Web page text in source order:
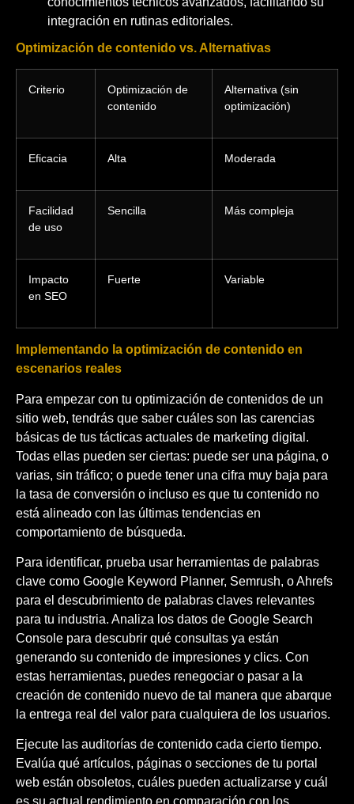
integración en rutinas editoriales.
Optimización de contenido vs. Alternativas
Criterio
Optimización de
contenido
Alternativa (sin
optimización)
Eficacia Alta Moderada
Facilidad
de uso
Sencilla Más compleja
Impacto
en SEO
Fuerte Variable
Implementando la optimización de contenido en
escenarios reales
Para empezar con tu optimización de contenidos de un
sitio web, tendrás que saber cuáles son las carencias
básicas de tus tácticas actuales de marketing digital.
Todas ellas pueden ser ciertas: puede ser una página, o
varias, sin tráfico; o puede tener una cifra muy baja para
la tasa de conversión o incluso es que tu contenido no
está alineado con las últimas tendencias en
comportamiento de búsqueda.
Para identificar, prueba usar herramientas de palabras
clave como Google Keyword Planner, Semrush, o Ahrefs
para el descubrimiento de palabras claves relevantes
para tu industria. Analiza los datos de Google Search
Console para descubrir qué consultas ya están
generando su contenido de impresiones y clics. Con
estas herramientas, puedes renegociar o pasar a la
creación de contenido nuevo de tal manera que abarque
la entrega real del valor para cualquiera de los usuarios.
Ejecute las auditorías de contenido cada cierto tiempo.
Evalúa qué artículos, páginas o secciones de tu portal
web están obsoletos, cuáles pueden actualizarse y cuál